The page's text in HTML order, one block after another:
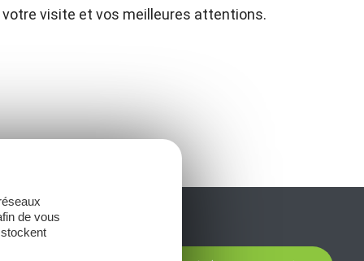
votre visite et vos meilleures attentions.
laissez-vous
de vous